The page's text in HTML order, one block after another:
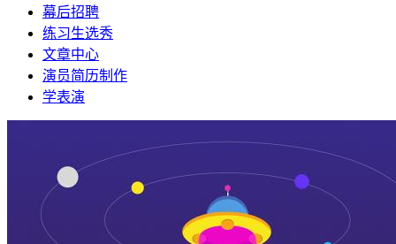
​幕后招聘
​练习生选秀
文章中心
演员简历制作
学表演